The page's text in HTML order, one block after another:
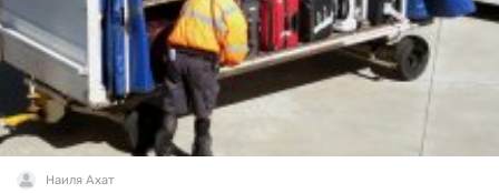
Наиля Ахат